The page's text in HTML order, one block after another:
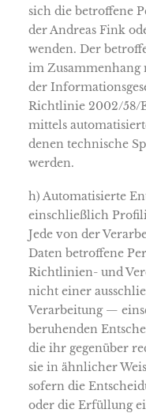
sich die betroffene
der Andreas Fink
wenden. Der
im Zusammenhang
der
Richtlinie 2002/58/
mittels
denen technische
werden.
h) Automatisierte
einschließlich
Jede von der
Daten betroffene
Richtlinien- und
nicht einer
Verarbeitung —
beruhenden
die ihr gegenüber
sie in ähnlicher
sofern die
oder die Erfüllung